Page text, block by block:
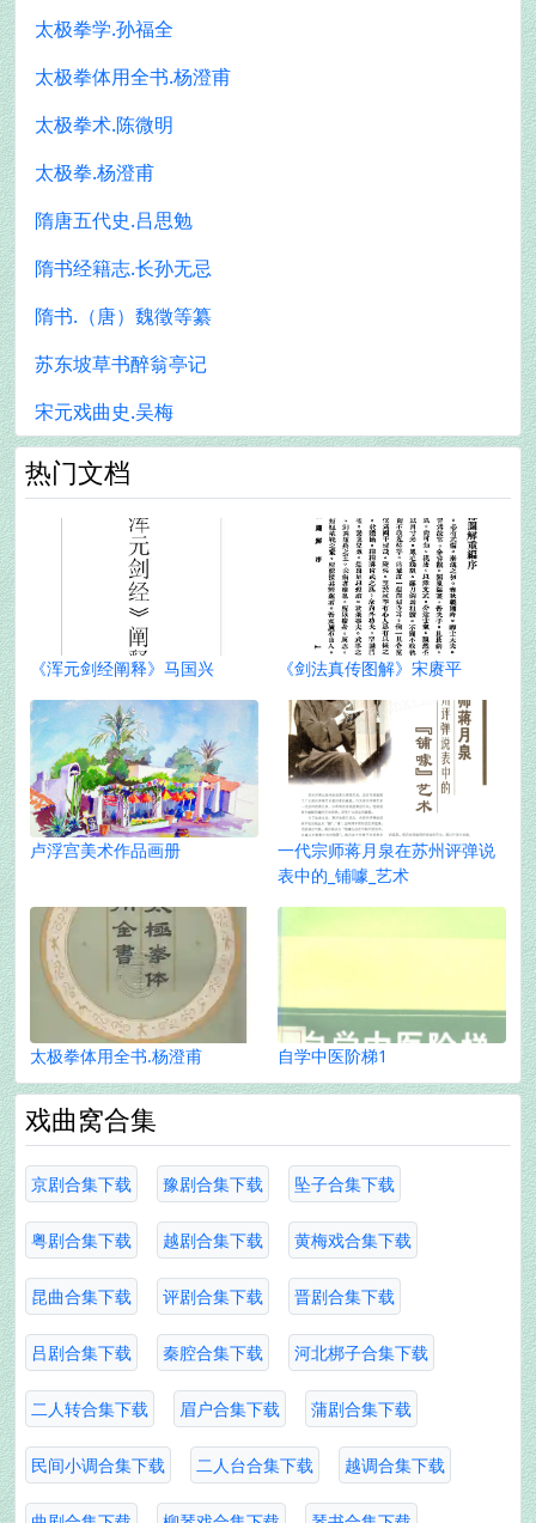
太极拳学.孙福全
太极拳体用全书.杨澄甫
太极拳术.陈微明
太极拳.杨澄甫
隋唐五代史.吕思勉
隋书经籍志.长孙无忌
隋书.（唐）魏徵等纂
苏东坡草书醉翁亭记
宋元戏曲史.吴梅
热门文档
《浑元剑经阐释》马国兴 《剑法真传图解》宋赓平
卢浮宫美术作品画册
一代宗师蒋月泉在苏州评弹说
表中的_铺噱_艺术
太极拳体用全书.杨澄甫 自学中医阶梯1
戏曲窝合集
京剧合集下载 豫剧合集下载 坠子合集下载
粤剧合集下载 越剧合集下载 黄梅戏合集下载
昆曲合集下载 评剧合集下载 晋剧合集下载
吕剧合集下载 秦腔合集下载 河北梆子合集下载
二人转合集下载 眉户合集下载 蒲剧合集下载
民间小调合集下载 二人台合集下载 越调合集下载